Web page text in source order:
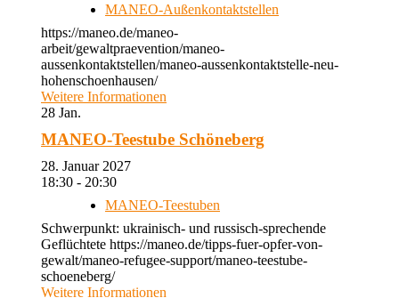
MANEO-Außenkontaktstellen
https://maneo.de/maneo-
arbeit/gewaltpraevention/maneo-
aussenkontaktstellen/maneo-aussenkontaktstelle-neu-
hohenschoenhausen/
Weitere Informationen
28 Jan.
MANEO-Teestube Schöneberg
28. Januar 2027
18:30 - 20:30
MANEO-Teestuben
Schwerpunkt: ukrainisch- und russisch-sprechende
Geflüchtete https://maneo.de/tipps-fuer-opfer-von-
gewalt/maneo-refugee-support/maneo-teestube-
schoeneberg/
Weitere Informationen